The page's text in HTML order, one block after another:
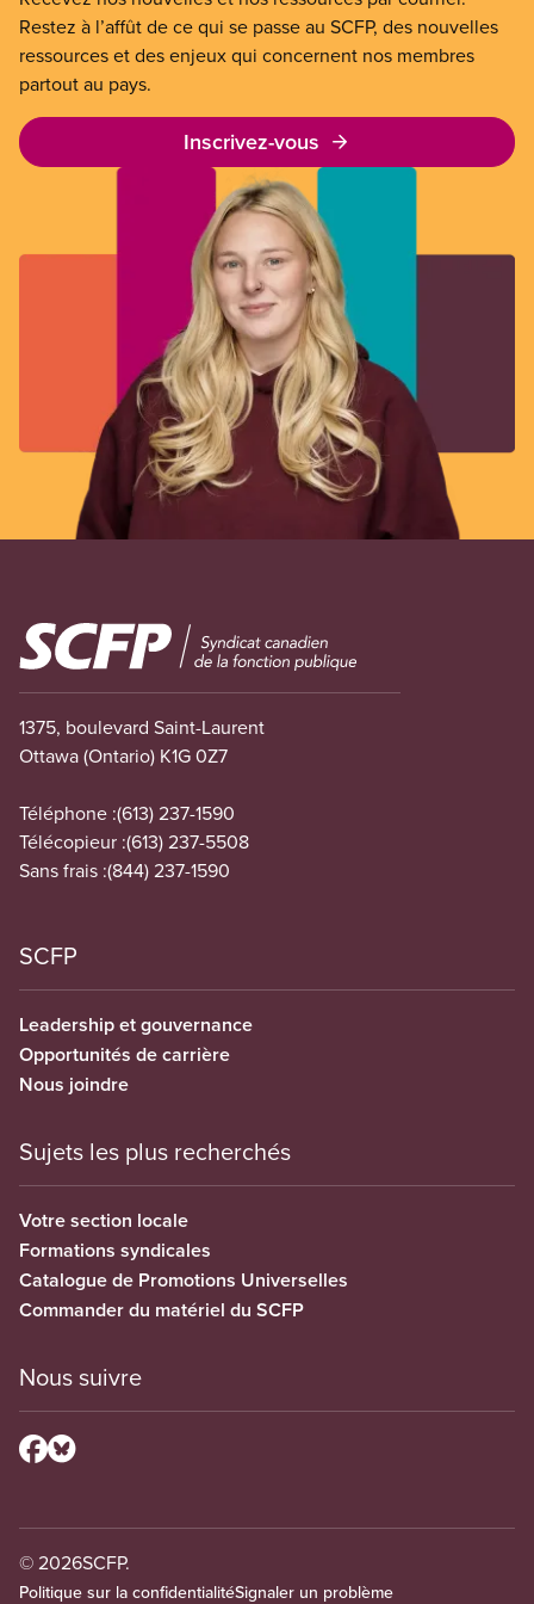
Restez à l’affût de ce qui se passe au SCFP, des nouvelles
ressources et des enjeux qui concernent nos membres
partout au pays.
Inscrivez-vous
Image
1375, boulevard Saint-Laurent
Ottawa (Ontario) K1G 0Z7
Téléphone :(613) 237-1590
Télécopieur :(613) 237-5508
Sans frais :(844) 237-1590
SCFP
Leadership et gouvernance
Opportunités de carrière
Nous joindre
Sujets les plus recherchés
Votre section locale
Formations syndicales
Catalogue de Promotions Universelles
Commander du matériel du SCFP
Nous suivre
© 2026SCFP.
Politique sur la confidentialitéSignaler un problème